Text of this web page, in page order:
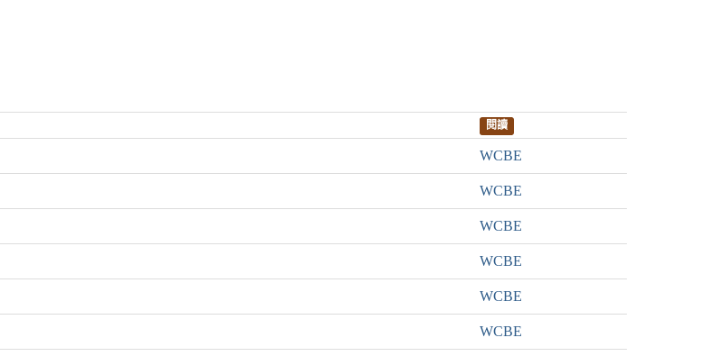
閱讀
WCBE
WCBE
WCBE
WCBE
WCBE
WCBE